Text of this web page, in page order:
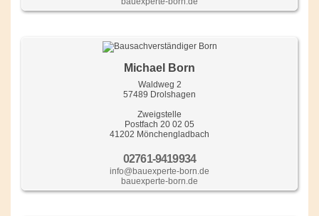
Michael Born
Waldweg 2
57489 Drolshagen
Zweigstelle
Postfach 20 02 05
41202 Mönchengladbach
02761-9419934
info@bauexperte-born.de
bauexperte-born.de